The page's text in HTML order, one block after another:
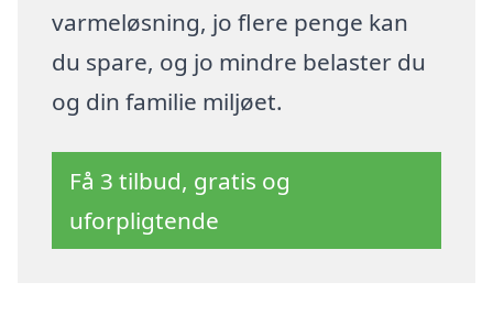
varmeløsning, jo flere penge kan
du spare, og jo mindre belaster du
og din familie miljøet.
Få 3 tilbud, gratis og
uforpligtende